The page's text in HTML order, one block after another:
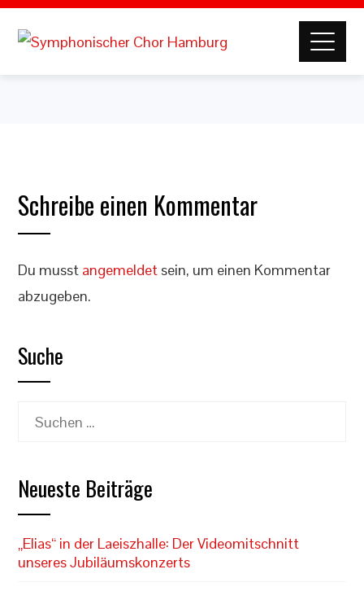
Schreibe einen Kommentar
Du musst angemeldet sein, um einen Kommentar
abzugeben.
Suche
Suchen
Neueste Beiträge
„Elias“ in der Laeiszhalle: Der Videomitschnitt
unseres Jubiläumskonzerts